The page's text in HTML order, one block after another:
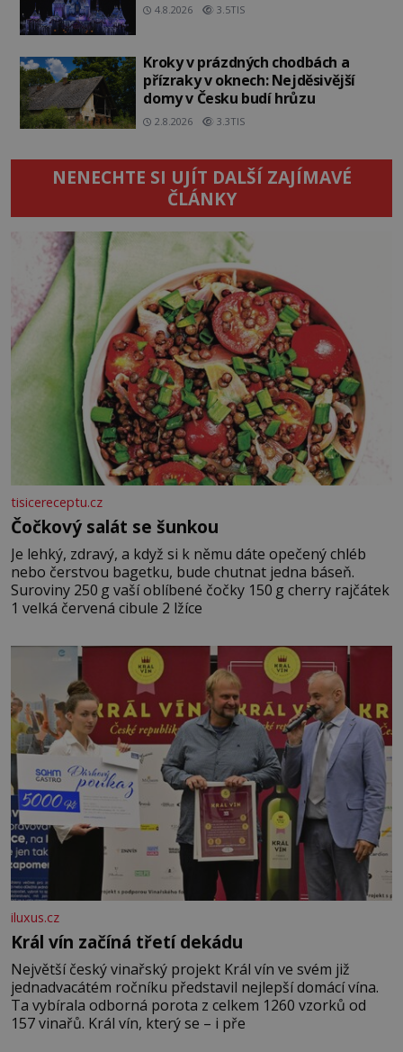
4.8.2026 3.5TIS
Kroky v prázdných chodbách a
přízraky v oknech: Nejděsivější
domy v Česku budí hrůzu
2.8.2026 3.3TIS
NENECHTE SI UJÍT DALŠÍ ZAJÍMAVÉ
ČLÁNKY
tisicereceptu.cz
Čočkový salát se šunkou
Je lehký, zdravý, a když si k němu dáte opečený chléb
nebo čerstvou bagetku, bude chutnat jedna báseň.
Suroviny 250 g vaší oblíbené čočky 150 g cherry rajčátek
1 velká červená cibule 2 lžíce
iluxus.cz
Král vín začíná třetí dekádu
Největší český vinařský projekt Král vín ve svém již
jednadvacátém ročníku představil nejlepší domácí vína.
Ta vybírala odborná porota z celkem 1260 vzorků od
157 vinařů. Král vín, který se – i pře